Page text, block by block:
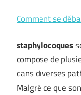
Comment se
staphylocoques
compose de
dans diverses
Malgré ce que